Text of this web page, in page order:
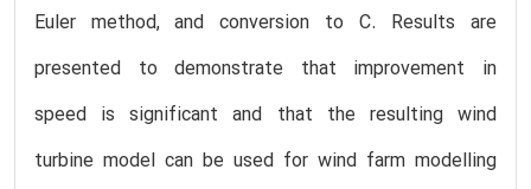
Euler method, and conversion to C. Results are
presented to demonstrate that improvement in
speed is significant and that the resulting wind
turbine model can be used for wind farm modelling